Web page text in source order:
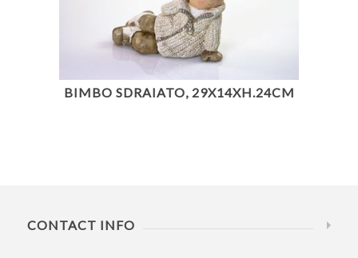
BIMBO SDRAIATO, 29X14XH.24CM
CONTACT INFO